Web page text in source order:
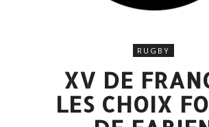
RUGBY
XV DE
LES CHOIX